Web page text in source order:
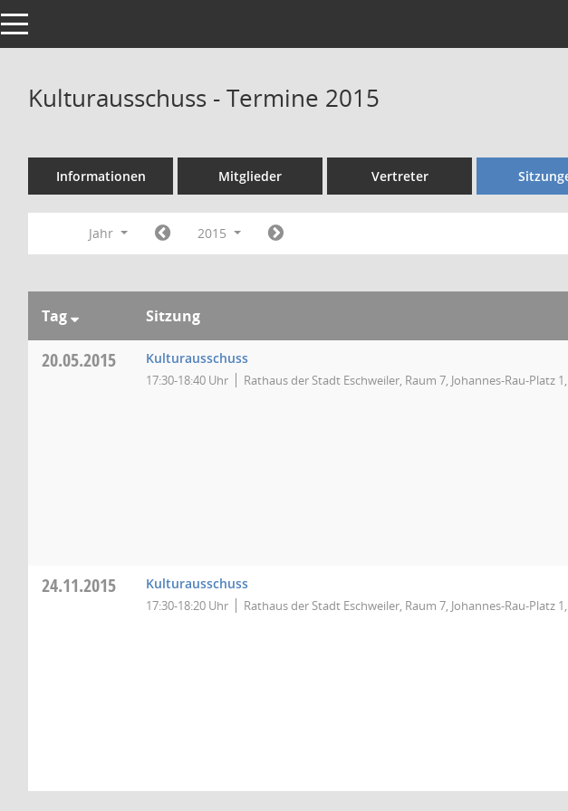
Toggle navigation
Kulturausschuss - Termine 2015
Informationen Mitglieder Vertreter
Jahr 2015
Tag Sitzung
20.05.2015 Kulturausschuss
17:30-18:40 Uhr Rathaus der Stadt Eschweiler, Raum 7, Johannes-Rau-Platz
24.11.2015 Kulturausschuss
17:30-18:20 Uhr Rathaus der Stadt Eschweiler, Raum 7, Johannes-Rau-Platz